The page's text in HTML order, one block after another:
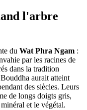
l'arbre
du Wat Phra Ngam :
par les racines de
dans la tradition
aurait atteint
des siècles. Leurs
de longs doigts gris,
et le végétal.